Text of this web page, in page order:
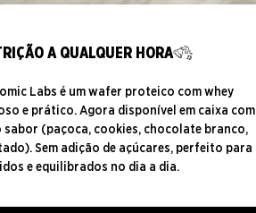
A QUALQUER HORA
Labs é um wafer proteico com whey
e prático. Agora disponível em caixa com
sabor (paçoca, cookies, chocolate branco,
Sem adição de açúcares, perfeito para
e equilibrados no dia a dia.